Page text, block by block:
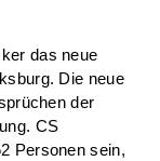
das neue
Die neue
der
CS
Personen sein,